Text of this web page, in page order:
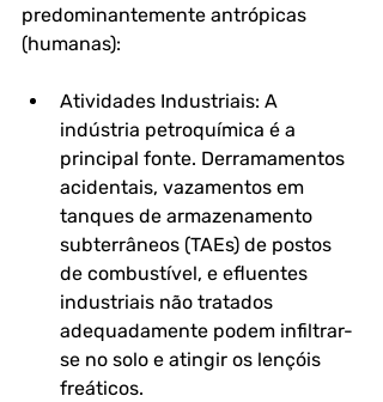
predominantemente antrópicas
(humanas):
Atividades Industriais: A
indústria petroquímica é a
principal fonte. Derramamentos
acidentais, vazamentos em
tanques de armazenamento
subterrâneos (TAEs) de postos
de combustível, e efluentes
industriais não tratados
adequadamente podem infiltrar-
se no solo e atingir os lençóis
freáticos.